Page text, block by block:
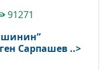
91271
Сарпашев ..>